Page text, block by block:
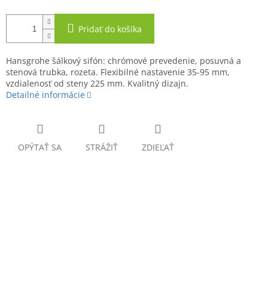
Pridať do košíka
Hansgrohe šálkový sifón: chrómové prevedenie, posuvná a
stenová trubka, rozeta. Flexibilné nastavenie 35-95 mm,
vzdialenosť od steny 225 mm. Kvalitný dizajn.
Detailné informácie
OPÝTAŤ SA STRÁŽIŤ ZDIEĽAŤ